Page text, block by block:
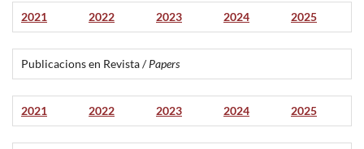
2021 2022 2023 2024 2025
Publicacions en Revista /Papers
2021 2022 2023 2024 2025